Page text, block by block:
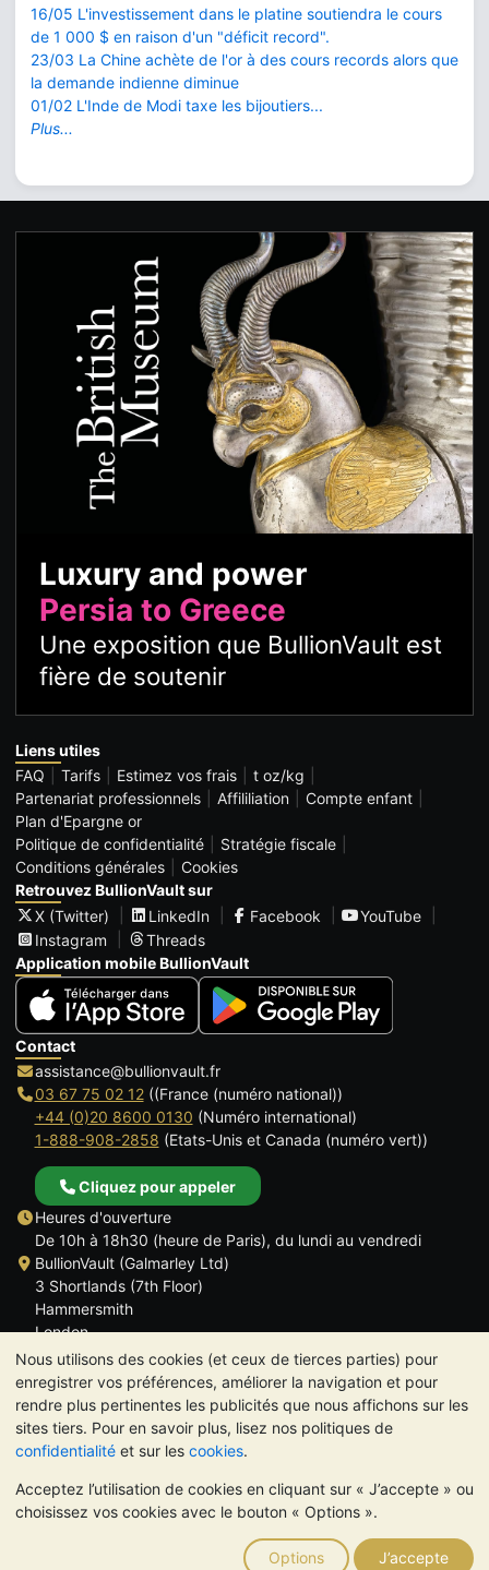
Nous utilisons des cookies (et ceux de tierces parties) pour
enregistrer vos préférences, améliorer la navigation et pour
rendre plus pertinentes les publicités que nous affichons sur les
sites tiers. Pour en savoir plus, lisez nos politiques de
confidentialité et sur les cookies.
Acceptez l’utilisation de cookies en cliquant sur « J’accepte » ou
choisissez vos cookies avec le bouton « Options ».
Options J’accepte
16/05 L'investissement dans le platine soutiendra le cours
de 1 000 $ en raison d'un "déficit record".
23/03 La Chine achète de l'or à des cours records alors que
la demande indienne diminue
01/02 L'Inde de Modi taxe les bijoutiers...
Plus...
Luxury and power
Persia to Greece
Une exposition que BullionVault est
fière de soutenir
Liens utiles
FAQ
Tarifs Estimez vos frais
t oz/kg
Partenariat professionnels
Affililiation
Compte enfant
Plan d'Epargne or
Politique de confidentialité
Stratégie fiscale
Conditions générales
Cookies
Retrouvez BullionVault sur
X (Twitter)
LinkedIn Facebook
YouTube
Instagram
Threads
Application mobile BullionVault
Contact
assistance@bullionvault.fr
03 67 75 02 12((France (numéro national))
+44 (0)20 8600 0130 (Numéro international)
1-888-908-2858 (Etats-Unis et Canada (numéro vert))
Cliquez pour appeler
Heures d'ouverture
De 10h à 18h30 (heure de Paris), du lundi au vendredi
BullionVault (Galmarley Ltd)
3 Shortlands (7th Floor)
Hammersmith
London
W6 8DA
ROYAUME UNI
TrustScore 4.6 | 534 avis
VEUILLEZ NOTER: La valeur des métaux précieux peut aussi
bien baisser qu'augmenter. Les tendances historiques ne
garantissent pas l'évolution future des cours. Rien sur les sites